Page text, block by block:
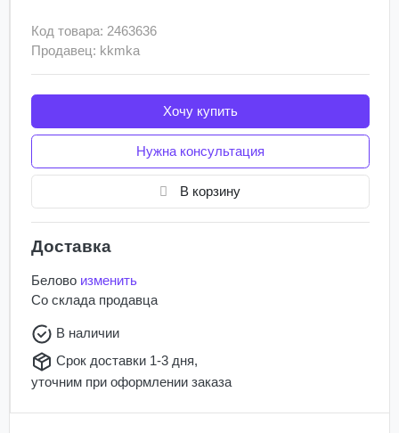
Код товара: 2463636
Продавец: kkmka
Хочу купить
Нужна консультация
В корзину
Доставка
Белово изменить
Со склада продавца
В наличии
Срок доставки 1-3 дня,
уточним при оформлении заказа